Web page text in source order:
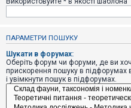
б
і
п
о
в
і
д
ПАРАМЕТРИ ПОШУКУ
Шукати в форумах:
Оберіть форум чи форуми, де ви
прискорення пошуку в підфорумах
і увімкнути пошук в підфорумах.